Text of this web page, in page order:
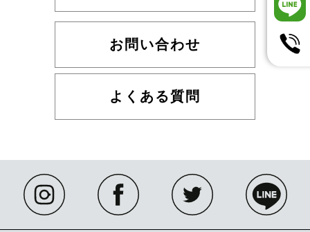
お問い合わせ
よくある質問